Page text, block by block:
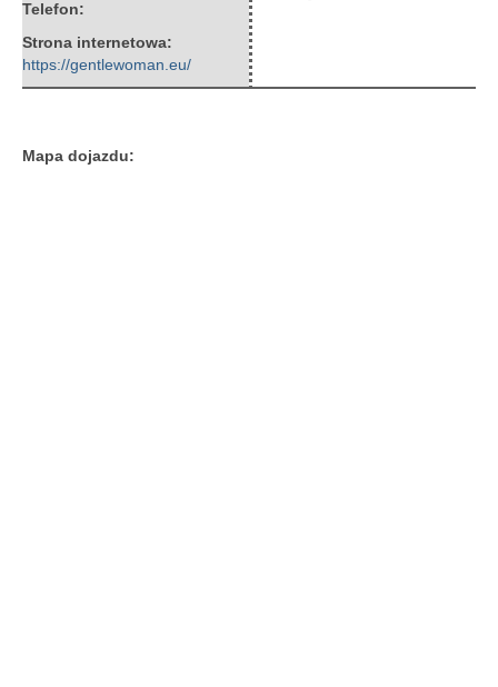
Telefon:
Strona internetowa:
https://gentlewoman.eu/
Mapa dojazdu: